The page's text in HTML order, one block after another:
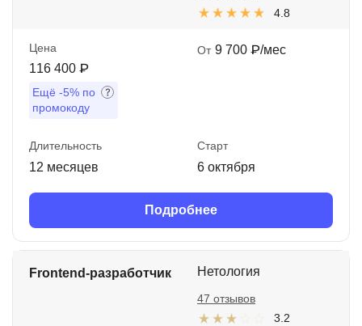
4.8
Цена
116 400 ₽
Ещё -5% по
промокоду
От 9 700 ₽/мес
Длительность
12 месяцев
Старт
6 октября
Подробнее
Frontend-разработчик Нетология
3.2
47 отзывов